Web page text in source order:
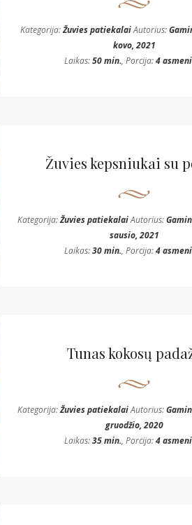
Kategorija:Žuvies patiekalaiAutorius:
kovo, 2021
Laikas:50 min., Porcija:4
Žuvies kepsniukai su
Kategorija:Žuvies patiekalaiAutorius:
sausio, 2021
Laikas:30 min., Porcija:4
Tunas kokosų
Kategorija:Žuvies patiekalaiAutorius:
gruodžio, 2020
Laikas:35 min., Porcija:4